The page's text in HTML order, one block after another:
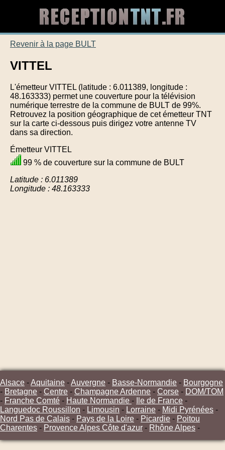
Revenir à la page BULT
VITTEL
L'émetteur VITTEL (latitude : 6.011389, longitude :
48.163333) permet une couverture pour la télévision
numérique terrestre de la commune de BULT de 99%.
Retrouvez la position géographique de cet émetteur TNT
sur la carte ci-dessous puis dirigez votre antenne TV
dans sa direction.
Émetteur VITTEL
99 % de couverture sur la commune de BULT
Latitude : 6.011389
Longitude : 48.163333
Alsace -Aquitaine -Auvergne - Basse-Normandie - Bourgogne
- Bretagne - Centre - Champagne Ardenne - Corse - DOM/TOM
- Franche Comté - Haute Normandie - Ile de France -
Languedoc Roussillon - Limousin - Lorraine - Midi Pyrénées -
Nord Pas de Calais - Pays de la Loire - Picardie - Poitou
Charentes - Provence Alpes Côte d'azur - Rhône Alpes -